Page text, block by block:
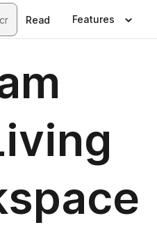
Read Features